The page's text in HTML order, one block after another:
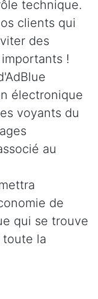
technique.
clients qui
des
!
électronique
voyants du
au
de
qui se trouve
la